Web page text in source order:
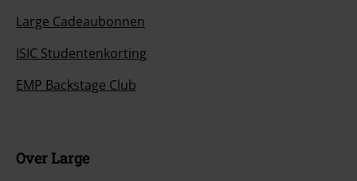
Large Cadeaubonnen
ISIC Studentenkorting
EMP Backstage Club
Over Large